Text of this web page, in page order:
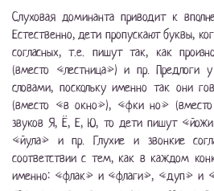
Слуховая доминанта приводит к
Естественно, дети пропускают буквы,
согласных, т.е. пишут так, как
(вместо «лестница») и пр. Предлоги
словами, поскольку именно так они
(вместо «в окно»), «фки но» (вместо
звуков Я, Ё, Е, Ю, то дети пишут
«йула» и пр. Глухие и звонкие
соответствии с тем, как в каждом
именно: «флак» и «флаги», «дуп» и